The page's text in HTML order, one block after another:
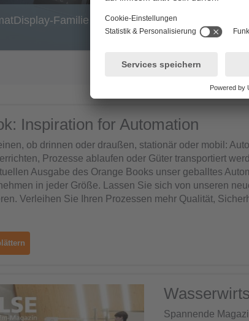
Familie
O3M AI – Kamera
Inspiration for Automation
ob drinnen oder draußen, stationär oder mobil:
Prozesse ablaufen oder Güter transportiert
Ausgabe des Orange Books unser geballtes
in jeder Größe. Lassen Sie sich von unseren
Verleihen Sie Ihren Prozessen mehr Qualität,
Spannende